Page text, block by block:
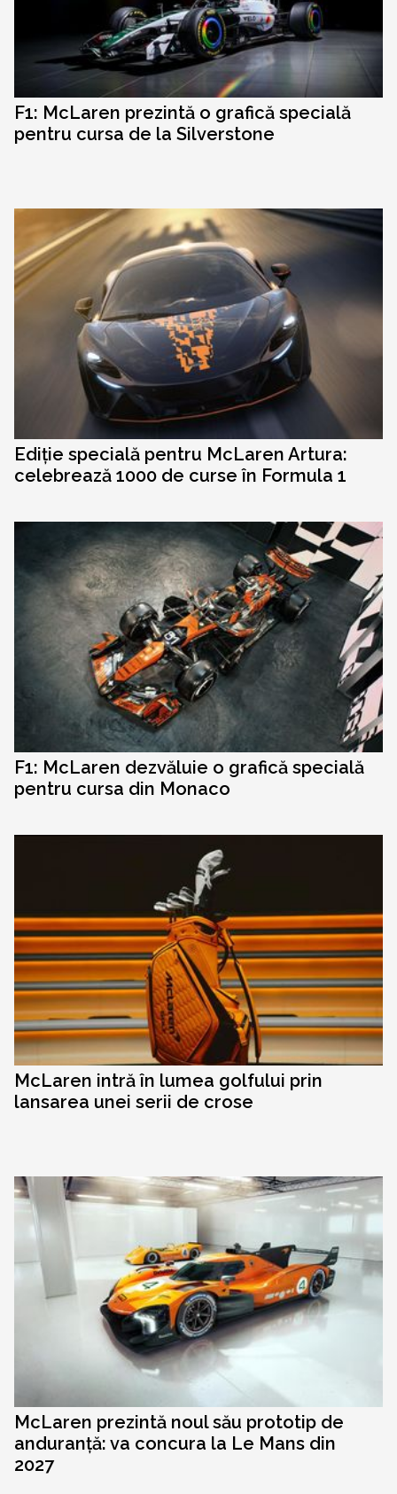
F1: McLaren prezintă o grafică specială
pentru cursa de la Silverstone
Ediție specială pentru McLaren Artura:
celebrează 1000 de curse în Formula 1
F1: McLaren dezvăluie o grafică specială
pentru cursa din Monaco
McLaren intră în lumea golfului prin
lansarea unei serii de crose
McLaren prezintă noul său prototip de
anduranță: va concura la Le Mans din
2027